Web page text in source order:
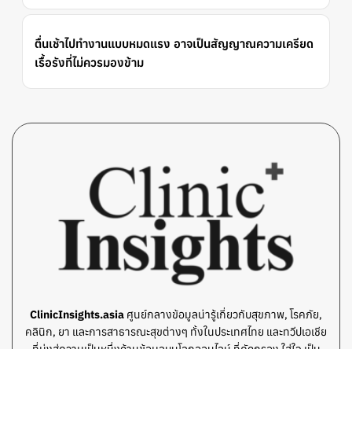
ตื่นเช้าไปทำงานแบบหมดแรง อาจเป็นสัญญาณความเครียด
เรื้อรังที่ไม่ควรมองข้าม
ClinicInsights.asia ศูนย์กลางข้อมูลน่ารู้เกี่ยวกับสุขภาพ, โรคภัย,
คลินิก, ยา และการสาธารณะสุขต่างๆ ทั้งในประเทศไทย และทวีปเอเชีย
ที่มุ่งสู่ความเป็นหนึ่งด้านข้อมูลบนโลกออนไลน์ ที่คัดกรอง ใส่ใจ เป็น